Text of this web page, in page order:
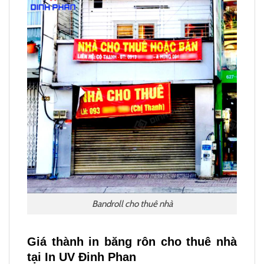
Bandroll cho thuê nhà
Giá thành in băng rôn cho thuê nhà
tại In UV Đinh Phan